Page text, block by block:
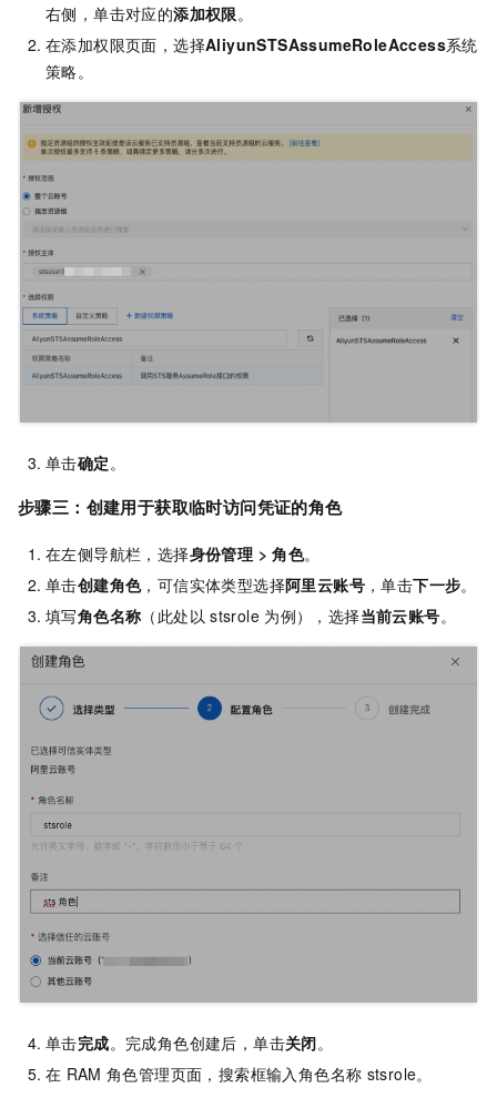
右侧，单击对应的添加权限。
在添加权限页面，选择AliyunSTSAssumeRoleAccess系统
策略。
单击确定 。
步骤三：创建用于获取临时访问凭证的角色
在左侧导航栏，选择身份管理 > 角色。
单击创建角色，可信实体类型选择阿里云账号 ，单击下一步。
填写角色名称 （此处以 stsrole 为例），选择当前云账号。
单击完成。完成角色创建后，单击关闭。
在 RAM 角色管理页面，搜索框输入角色名称 stsrole。